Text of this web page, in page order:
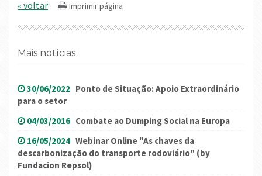
« voltar
Mais notícias
30/06/2022 Ponto de Situação: Apoio Extraordinário
para o setor
04/03/2016 Combate ao Dumping Social na Europa
16/05/2024 Webinar Online "As chaves da
descarbonização do transporte rodoviário" (by
Fundacion Repsol)